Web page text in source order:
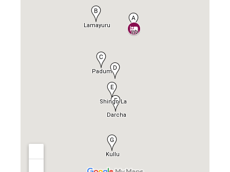
טיולים למזרח הרחוק
טיולים לפולינזיה הצרפתית